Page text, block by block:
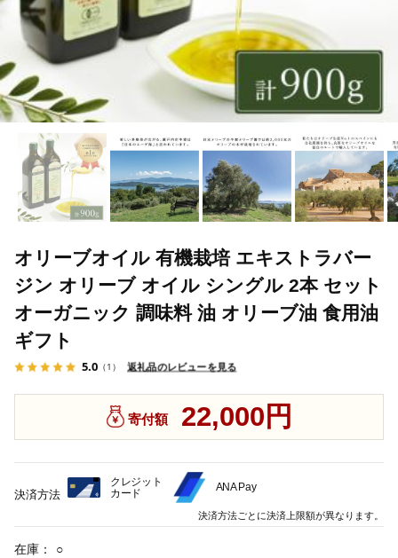
オリーブオイル 有機栽培 エキストラバー
ジン オリーブ オイル シングル 2本 セット
オーガニック 調味料 油 オリーブ油 食用油
ギフト
5.0 （1） 返礼品のレビューを見る
寄付額 22,000円
在庫： ○
決済方法
クレジット
カード
ANA Pay
決済方法ごとに決済上限額が異なります。